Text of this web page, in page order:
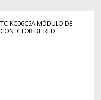
TC-KC06C6A MÓDULO DE
CONECTOR DE RED